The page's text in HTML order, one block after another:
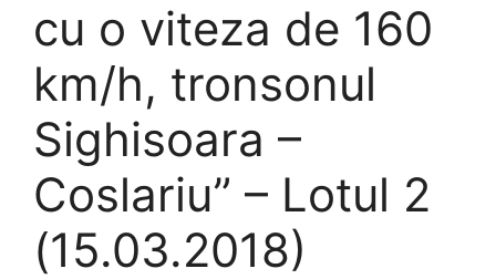
cu o viteza de 160
km/h, tronsonul
Sighisoara –
Coslariu” – Lotul 2
(15.03.2018)